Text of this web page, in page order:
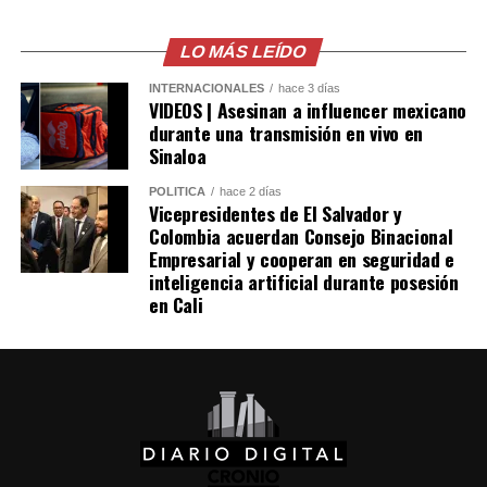
millones de dólares para Pemex al cierre del segundo
trimestre, cifra que representa un incremento del 20 %
en comparación con el mismo período de 2025.
Como antecedente, recordaron que una toma
clandestina en un ducto de Pemex provocó una
explosión en 2019, en el estado de Hidalgo, dejando un
saldo de 137 personas fallecidas.
LO MÁS LEÍDO
INTERNACIONALES hace 3 días
VIDEOS | Asesinan a influencer mexicano
durante una transmisión en vivo en
Sinaloa
POLÍTICA hace 2 días
Vicepresidentes de El Salvador y
Colombia acuerdan Consejo Binacional
Empresarial y cooperan en seguridad e
inteligencia artificial durante posesión
en Cali